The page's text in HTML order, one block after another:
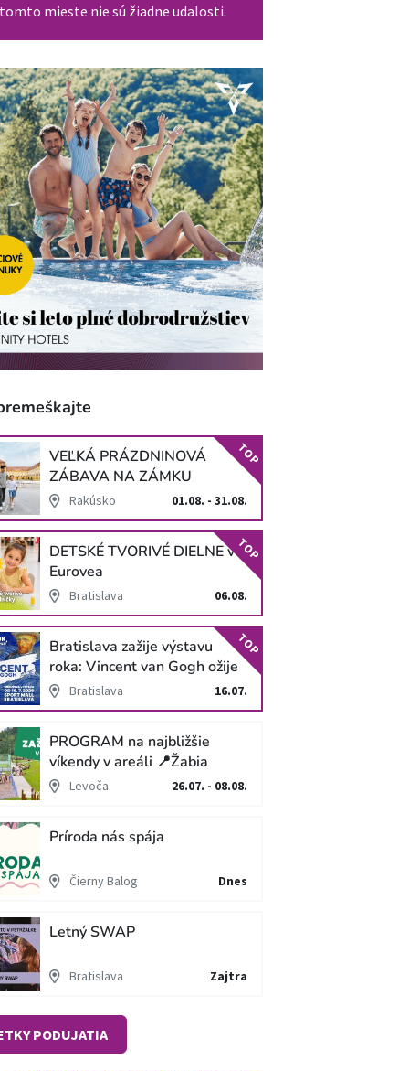
mieste nie sú žiadne udalosti.
VEĽKÁ PRÁZDNINOVÁ
ZÁBAVA NA ZÁMKU
SCHLOSS HOF
Rakúsko 01.08. - 31.08.
TOP
DETSKÉ TVORIVÉ DIELNE v
Eurovea
Bratislava 06.08.
TOP
Bratislava zažije výstavu
roka: Vincent van Gogh ožije
v unikátnej imerzívnej šou!
Bratislava 16.07.
TOP
PROGRAM na najbližšie
víkendy v areáli 📍Žabia
cestaLevoča 26.07. - 08.08.
Príroda nás spája
Čierny Balog Dnes
Letný SWAP
Bratislava Zajtra
PODUJATIA